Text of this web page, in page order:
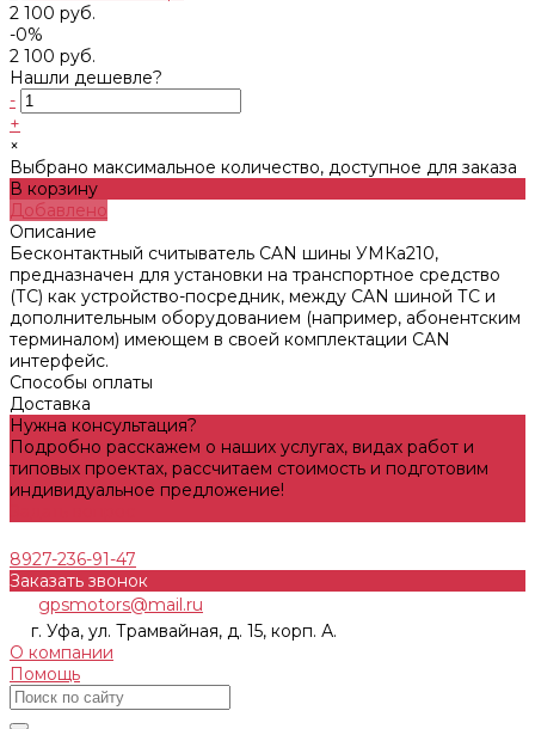
2 100 руб.
-0%
2 100 руб.
Нашли дешевле?
-
+
×
Выбрано максимальное количество, доступное для заказа
В корзину
Добавлено
Описание
Бесконтактный считыватель CAN шины УМКа210,
предназначен для установки на транспортное средство
(ТС) как устройство-посредник, между CAN шиной ТС и
дополнительным оборудованием (например, абонентским
терминалом) имеющем в своей комплектации CAN
интерфейс.
Способы оплаты
Доставка
Нужна консультация?
Подробно расскажем о наших услугах, видах работ и
типовых проектах, рассчитаем стоимость и подготовим
индивидуальное предложение!
8927-236-91-47
Заказать звонок
gpsmotors@mail.ru
г. Уфа, ул. Трамвайная, д. 15, корп. А.
О компании
Помощь